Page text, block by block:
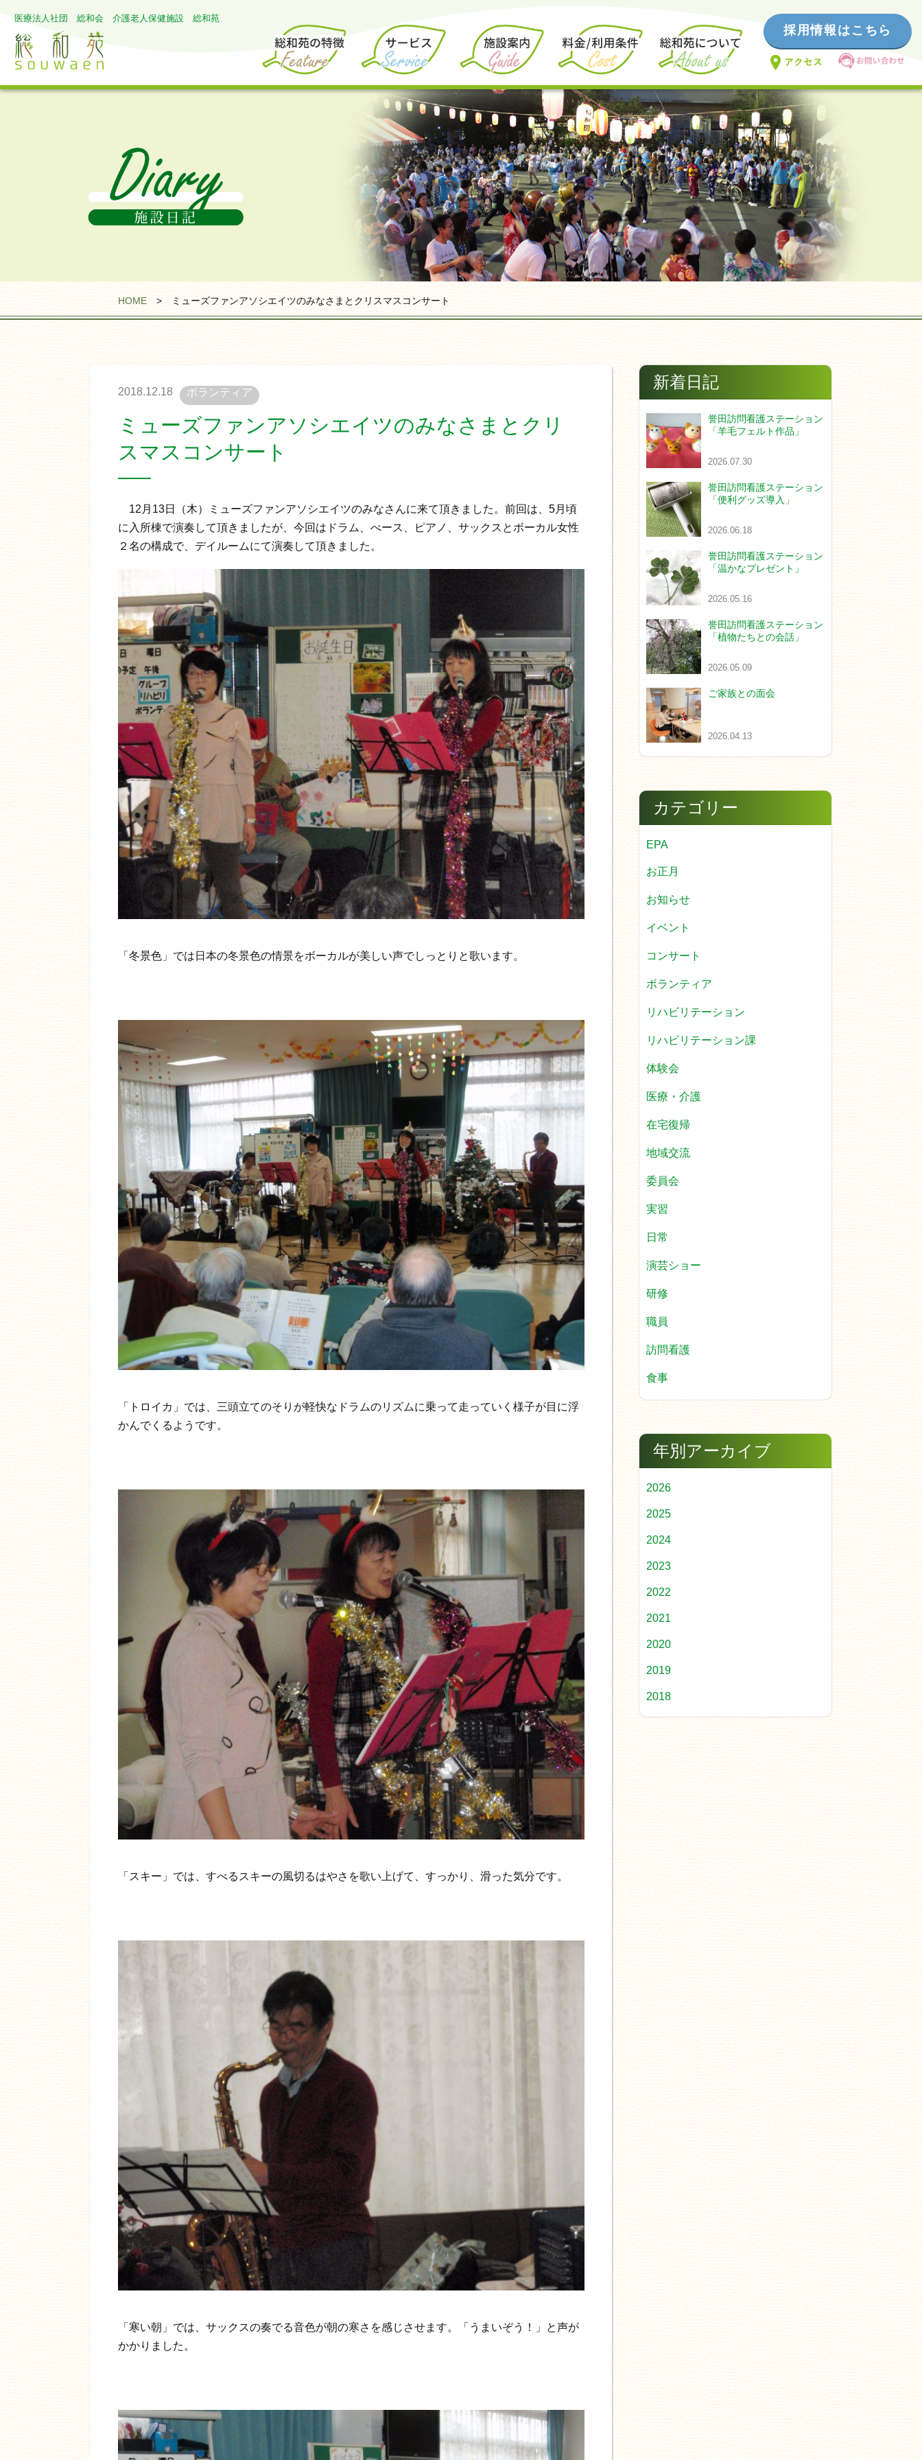
医療法人社団 総和会 介護老人保健施設 総和苑
採用情報はこちら
HOME > ミューズファンアソシエイツのみなさまとクリスマスコンサート
2018.12.18 ボランティア
ミューズファンアソシエイツのみなさまとクリ
スマスコンサート
12月13日（木）ミューズファンアソシエイツのみなさんに来て頂きました。前回は、5月頃
に入所棟で演奏して頂きましたが、今回はドラム、べース、ピアノ、サックスとボーカル女性
２名の構成で、デイルームにて演奏して頂きました。
「冬景色」では日本の冬景色の情景をボーカルが美しい声でしっとりと歌います。
「トロイカ」では、三頭立てのそりが軽快なドラムのリズムに乗って走っていく様子が目に浮
かんでくるようです。
「スキー」では、すべるスキーの風切るはやさを歌い上げて、すっかり、滑った気分です。
「寒い朝」では、サックスの奏でる音色が朝の寒さを感じさせます。「うまいぞう！」と声が
かかりました。
新着日記
誉田訪問看護ステーション
「羊毛フェルト作品」
2026.07.30
誉田訪問看護ステーション
「便利グッズ導入」
2026.06.18
誉田訪問看護ステーション
「温かなプレゼント」
2026.05.16
誉田訪問看護ステーション
「植物たちとの会話」
2026.05.09
ご家族との面会
2026.04.13
カテゴリー
EPA
お正月
お知らせ
イベント
コンサート
ボランティア
リハビリテーション
リハビリテーション課
体験会
医療・介護
在宅復帰
地域交流
委員会
実習
日常
演芸ショー
研修
職員
訪問看護
食事
年別アーカイブ
2026
2025
2024
2023
2022
2021
2020
2019
2018